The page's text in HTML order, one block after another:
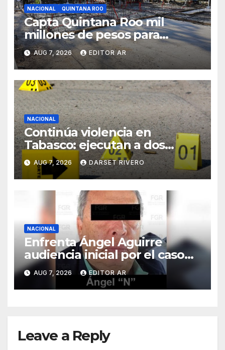
NACIONAL QUINTANA ROO
Capta Quintana Roo mil
millones de pesos para
construir más vivienda nueva
AUG 7, 2026 EDITOR AR
NACIONAL
Continúa violencia en
Tabasco: ejecutan a dos
hombres en Nacajuca
AUG 7, 2026 DARSET RIVERO
NACIONAL
Enfrenta Ángel Aguirre
audiencia inicial por el caso
Ayotzinapa
AUG 7, 2026 EDITOR AR
Leave a Reply